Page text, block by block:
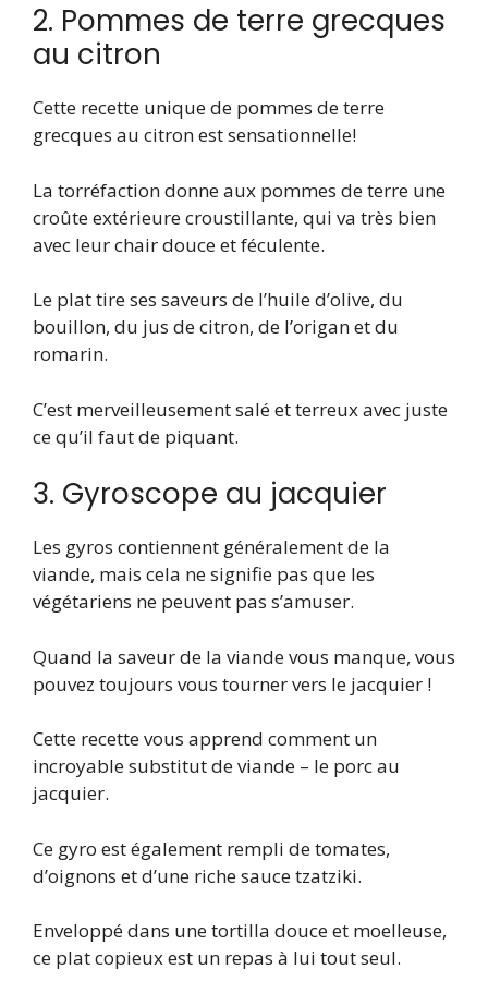
2. Pommes de terre grecques
au citron
Cette recette unique de pommes de terre
grecques au citron est sensationnelle!
La torréfaction donne aux pommes de terre une
croûte extérieure croustillante, qui va très bien
avec leur chair douce et féculente.
Le plat tire ses saveurs de l’huile d’olive, du
bouillon, du jus de citron, de l’origan et du
romarin.
C’est merveilleusement salé et terreux avec juste
ce qu’il faut de piquant.
3. Gyroscope au jacquier
Les gyros contiennent généralement de la
viande, mais cela ne signifie pas que les
végétariens ne peuvent pas s’amuser.
Quand la saveur de la viande vous manque, vous
pouvez toujours vous tourner vers le jacquier !
Cette recette vous apprend comment un
incroyable substitut de viande – le porc au
jacquier.
Ce gyro est également rempli de tomates,
d’oignons et d’une riche sauce tzatziki.
Enveloppé dans une tortilla douce et moelleuse,
ce plat copieux est un repas à lui tout seul.